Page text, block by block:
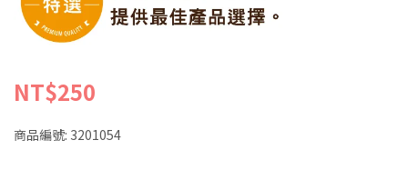
NT$250
商品編號: 3201054